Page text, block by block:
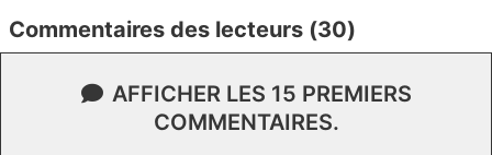
Commentaires des lecteurs (30)
AFFICHER LES 15 PREMIERS
COMMENTAIRES.